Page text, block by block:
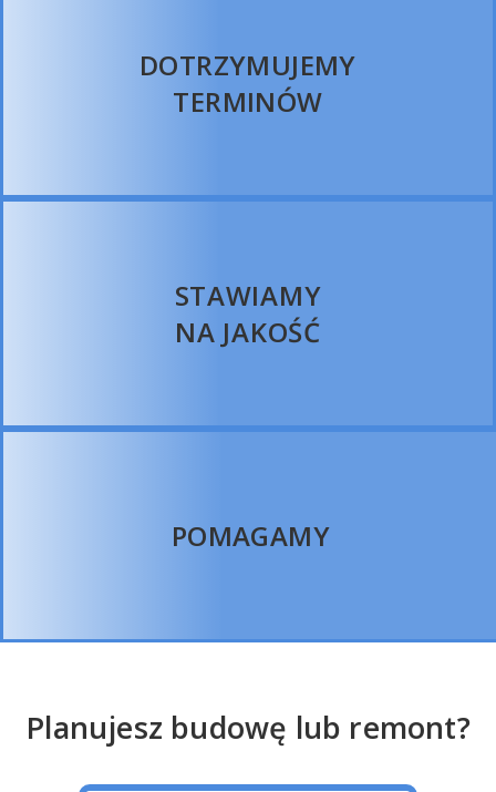
DOTRZYMUJEMY
TERMINÓW
STAWIAMY
NA JAKOŚĆ
POMAGAMY
Planujesz budowę lub remont?